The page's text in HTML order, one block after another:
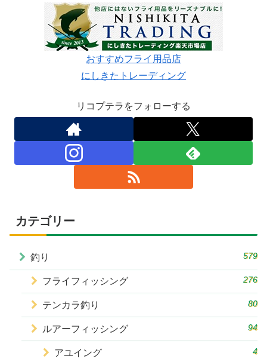
おすすめフライ用品店
にしきたトレーディング
リコプテラをフォローする
カテゴリー
釣り 579
フライフィッシング 276
テンカラ釣り 80
ルアーフィッシング 94
アユイング 4